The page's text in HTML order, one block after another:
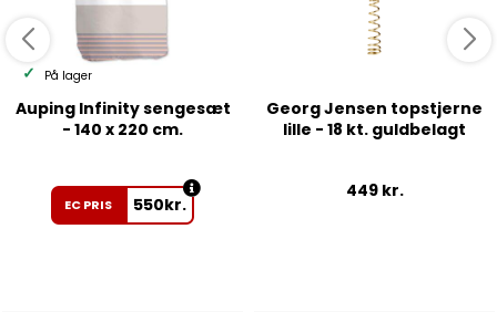
På lager
Auping Infinity sengesæt
- 140 x 220 cm.
EC PRIS 550kr.
Georg Jensen topstjerne
lille - 18 kt. guldbelagt
449 kr.